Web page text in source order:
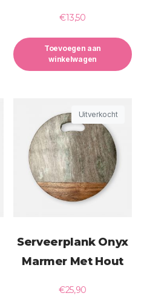
€13,50
Toevoegen aan
winkelwagen
Uitverkocht
Serveerplank Onyx
Marmer Met Hout
€25,90